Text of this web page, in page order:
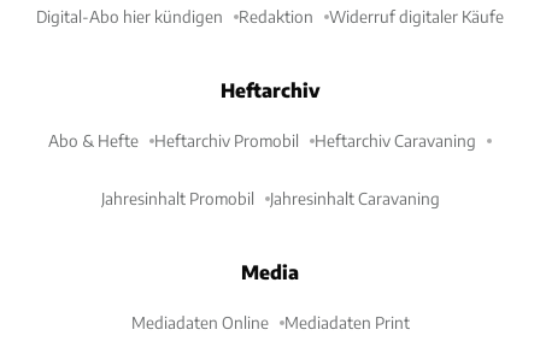
Digital-Abo hier kündigen Redaktion Widerruf digitaler Käufe
Heftarchiv
Abo & Hefte Heftarchiv Promobil Heftarchiv Caravaning
Jahresinhalt Promobil Jahresinhalt Caravaning
Media
Mediadaten Online Mediadaten Print